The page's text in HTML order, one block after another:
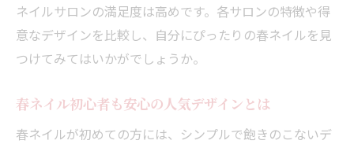
ネイルサロンの満足度は高めです。各サロンの特徴や得
意なデザインを比較し、自分にぴったりの春ネイルを見
つけてみてはいかがでしょうか。
春ネイル初心者も安心の人気デザインとは
春ネイルが初めての方には、シンプルで飽きのこないデ